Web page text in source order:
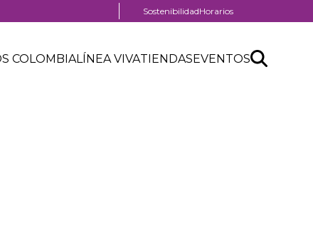
Menú
SostenibilidadHorarios
COLOMBIALÍNEA VIVATIENDASEVENTOSSearch
Buscar